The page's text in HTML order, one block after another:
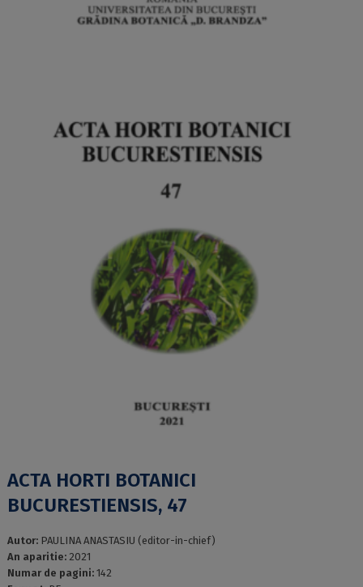
ACTA HORTI BOTANICI
BUCURESTIENSIS, 47
Autor: PAULINA ANASTASIU (editor-in-chief)
An aparitie: 2021
Numar de pagini: 142